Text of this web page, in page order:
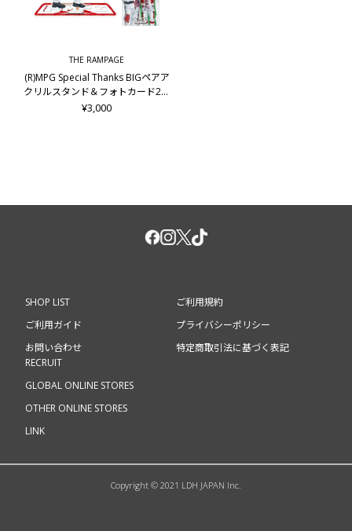
THE RAMPAGE
(R)MPG Special Thanks BIGペアア
クリルスタンド＆フォトカード2枚
セット/LIKIYA&岩谷翔吾
¥3,000
SHOP LIST
ご利用ガイド
お問い合わせ
ご利用規約
プライバシーポリシー
特定商取引法に基づく表記
RECRUIT
GLOBAL ONLINE STORES
OTHER ONLINE STORES
LINK
Copyright © 2021 LDH JAPAN Inc.